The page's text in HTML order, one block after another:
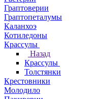
Граптоверии
Граптопеталумы
Каланхоэ
Котиледоны
Крассулы
Назад
Крассулы
Толстянки
Крестовники
Молодило